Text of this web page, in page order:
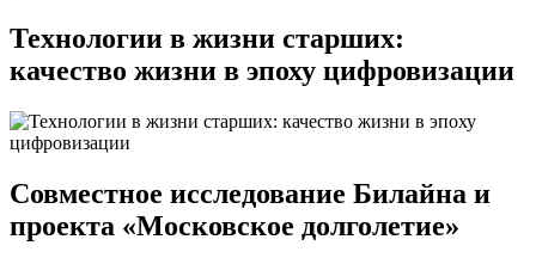
Технологии в жизни старших:
качество жизни в эпоху цифровизации
Совместное исследование Билайна и
проекта «Московское долголетие»